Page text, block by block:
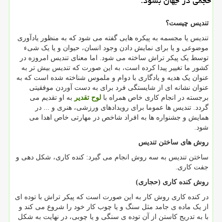
تندیس چیست؟
تندیس یا مجسمه به پیکره هایی گفته می شود که به منظور یادآوری
موضوعی و یا برای نمایش دادن وجود انسان، حیوان و یا یک شیء
توسط یک پیکر تراش ساخته می شود. اما معنای تندیس امروزه در
کشور ما تغییر پیدا کرده است، به این صورت که تندیس بیش تر به
عنوان یک هدیه و یادگاری با دوام و ملموس شناخته شده است که به
عنوان نشانه ای از شایستگی فرد برای به دست آوردن موفقیتی
برجسته در انجام کاری خاص همراه با لوح تقدیر به او تقدیم می
گردد. تندیس ها عموما برای رویدادهای ورزشی، هنری و ... در
همایش و جشنواره ها به افراد شاخص در مهارتی خاص اهدا می
شود.
روش های ساختن تندیس
ساختن تندیس به سه روش انجام می گیرد: کنده کاری، شکل دهی و
جفت کاری.
روش کنده کاری (حجاری)
در کنده کاری روش کار به این صورت است که پیکر تراش با توده ای
از یک ماده ی جامد مثل سنگ و یا چوب کار خود را شروع می کند و
با به تدریج کاستن از آن توده ی سنگی و یا چوبی، در نهایت به شکل